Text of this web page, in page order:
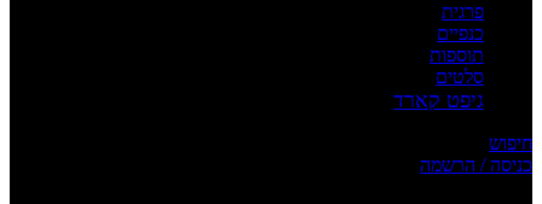
פרגית
כנפיים
תוספות
סלטים
גיפט קארד
חיפוש
כניסה / הרשמה